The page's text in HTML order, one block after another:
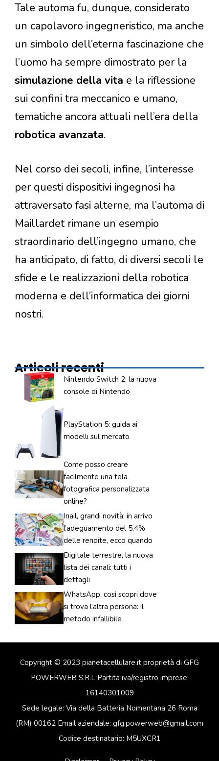
Tale automa fu, dunque, considerato
un capolavoro ingegneristico, ma anche
un simbolo dell’eterna fascinazione che
l’uomo ha sempre dimostrato per la
simulazione della vita e la riflessione
sui confini tra meccanico e umano,
tematiche ancora attuali nell’era della
robotica avanzata.
Nel corso dei secoli, infine, l’interesse
per questi dispositivi ingegnosi ha
attraversato fasi alterne, ma l’automa di
Maillardet rimane un esempio
straordinario dell’ingegno umano, che
ha anticipato, di fatto, di diversi secoli le
sfide e le realizzazioni della robotica
moderna e dell’informatica dei giorni
nostri.
Articoli recenti
Nintendo Switch 2: la nuova
console di Nintendo
PlayStation 5: guida ai
modelli sul mercato
Come posso creare
facilmente una tela
fotografica personalizzata
online?
Inail, grandi novità: in arrivo
l’adeguamento del 5,4%
delle rendite, ecco quando
Digitale terrestre, la nuova
lista dei canali: tutti i
dettagli
WhatsApp, così scopri dove
si trova l’altra persona: il
metodo infallibile
Copyright © 2023 pianetacellulare.it proprietà di GFG
POWERWEB S.R.L Partita iva/registro imprese:
16140301009
Sede legale: Via della Batteria Nomentana 26 Roma
(RM) 00162 Email aziendale: gfg.powerweb@gmail.com
Codice destinatario: M5UXCR1